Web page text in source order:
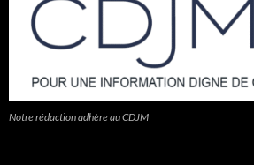
Notre rédaction adhère au CDJM